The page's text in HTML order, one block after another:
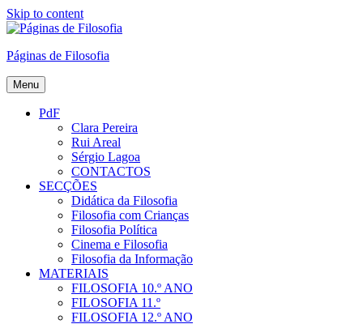
Skip to content
Páginas de Filosofia
Menu
PdF
Clara Pereira
Rui Areal
Sérgio Lagoa
CONTACTOS
SECÇÕES
Didática da Filosofia
Filosofia com Crianças
Filosofia Política
Cinema e Filosofia
Filosofia da Informação
MATERIAIS
FILOSOFIA 10.º ANO
FILOSOFIA 11.º
FILOSOFIA 12.º ANO